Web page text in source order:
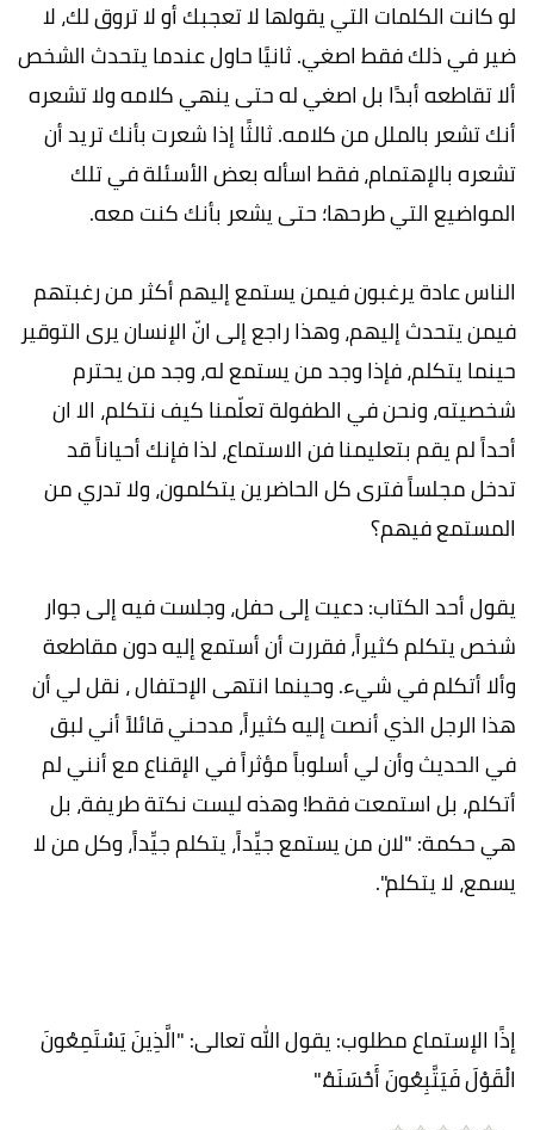
لو كانت الكلمات التي يقولها لا تعجبك أو لا تروق لك، لا
ضير في ذلك فقط اصغي. ثانيًا حاول عندما يتحدث الشخص
ألا تقاطعه أبدًا بل اصغي له حتى ينهي كلامه ولا تشعره
أنك تشعر بالملل من كلامه. ثالثًا إذا شعرت بأنك تريد أن
تشعره بالإهتمام، فقط اسأله بعض الأسئلة في تلك
المواضيع التي طرحها؛ حتى يشعر بأنك كنت معه.
الناس عادة يرغبون فيمن يستمع إليهم أكثر من رغبتهم
فيمن يتحدث إليهم، وهذا راجع إلى انّ الإنسان يرى التوقير
حينما يتكلم، فإذا وجد من يستمع له، وجد من يحترم
شخصيته، ونحن في الطفولة تعلّمنا كيف نتكلم، الا ان
أحداً لم يقم بتعليمنا فن الاستماع، لذا فإنك أحياناً قد
تدخل مجلساً فترى كل الحاضرين يتكلمون، ولا تدري من
المستمع فيهم؟
يقول أحد الكتاب: دعيت إلى حفل، وجلست فيه إلى جوار
شخص يتكلم كثيراً، فقررت أن أستمع إليه دون مقاطعة
وألا أتكلم في شيء. وحينما انتهى الإحتفال ، نقل لي أن
هذا الرجل الذي أنصت إليه كثيراً، مدحني قائلاً أني لبق
في الحديث وأن لي أسلوباً مؤثراً في الإقناع مع أنني لم
أتكلم، بل استمعت فقط! وهذه ليست نكتة طريفة، بل
هي حكمة: "لان من يستمع جيِّداً، يتكلم جيِّداً، وكل من لا
يسمع، لا يتكلم".
إذًا الإستماع مطلوب: يقول الله تعالى: "الَّذِينَ يَسْتَمِعُونَ
الْقَوْلَ فَيَتَّبِعُونَ أَحْسَنَهُ."